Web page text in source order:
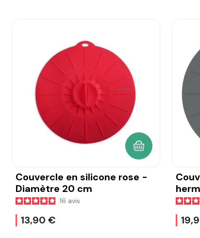
Couvercle en silicone rose -
Diamètre 20 cm
16 avis
13,90 €
AJOUTER AU
cm